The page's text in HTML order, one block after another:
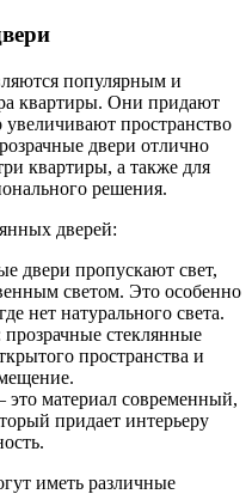
популярным и
квартиры. Они придают
пространство
двери отлично
квартиры, а также для
решения.
дверей:
двери пропускают свет,
светом. Это особенно
нет натурального света.
прозрачные стеклянные
пространства и
это материал современный,
придает интерьеру
иметь различные